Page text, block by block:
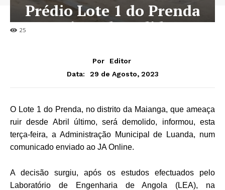
25
Prédio Lote 1 do Prenda
vai ser demolido
Por
Editor
Data:
29 de Agosto, 2023
O Lote 1 do Prenda, no distrito da Maianga, que ameaça
ruir desde Abril último, será demolido, informou, esta
terça-feira, a Administração Municipal de Luanda, num
comunicado enviado ao JA Online.
A decisão surgiu, após os estudos efectuados pelo
Laboratório de Engenharia de Angola (LEA), na